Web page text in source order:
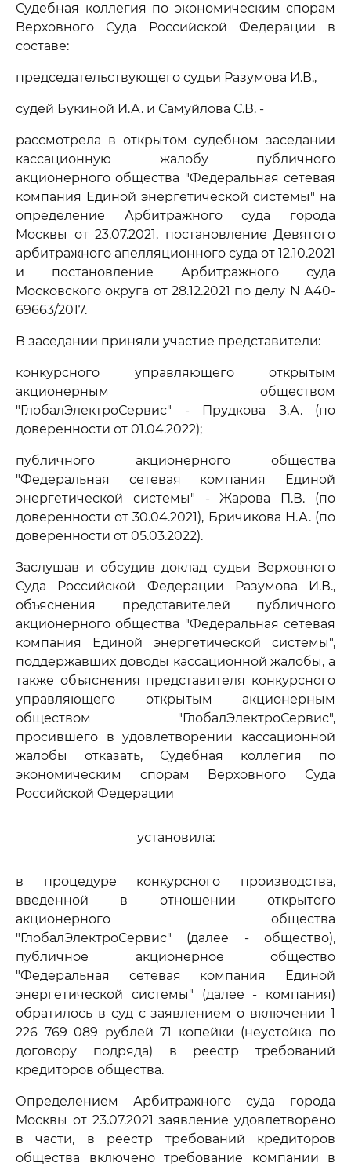
Судебная коллегия по экономическим спорам
Верховного Суда Российской Федерации в
составе:
председательствующего судьи Разумова И.В.,
судей Букиной И.А. и Самуйлова С.В. -
рассмотрела в открытом судебном заседании
кассационную жалобу публичного
акционерного общества "Федеральная сетевая
компания Единой энергетической системы" на
определение Арбитражного суда города
Москвы от 23.07.2021, постановление Девятого
арбитражного апелляционного суда от 12.10.2021
и постановление Арбитражного суда
Московского округа от 28.12.2021 по делу N А40-
69663/2017.
В заседании приняли участие представители:
конкурсного управляющего открытым
акционерным обществом
"ГлобалЭлектроСервис" - Прудкова З.А. (по
доверенности от 01.04.2022);
публичного акционерного общества
"Федеральная сетевая компания Единой
энергетической системы" - Жарова П.В. (по
доверенности от 30.04.2021), Бричикова Н.А. (по
доверенности от 05.03.2022).
Заслушав и обсудив доклад судьи Верховного
Суда Российской Федерации Разумова И.В.,
объяснения представителей публичного
акционерного общества "Федеральная сетевая
компания Единой энергетической системы",
поддержавших доводы кассационной жалобы, а
также объяснения представителя конкурсного
управляющего открытым акционерным
обществом "ГлобалЭлектроСервис",
просившего в удовлетворении кассационной
жалобы отказать, Судебная коллегия по
экономическим спорам Верховного Суда
Российской Федерации
установила:
в процедуре конкурсного производства,
введенной в отношении открытого
акционерного общества
"ГлобалЭлектроСервис" (далее - общество),
публичное акционерное общество
"Федеральная сетевая компания Единой
энергетической системы" (далее - компания)
обратилось в суд с заявлением о включении 1
226 769 089 рублей 71 копейки (неустойка по
договору подряда) в реестр требований
кредиторов общества.
Определением Арбитражного суда города
Москвы от 23.07.2021 заявление удовлетворено
в части, в реестр требований кредиторов
общества включено требование компании в